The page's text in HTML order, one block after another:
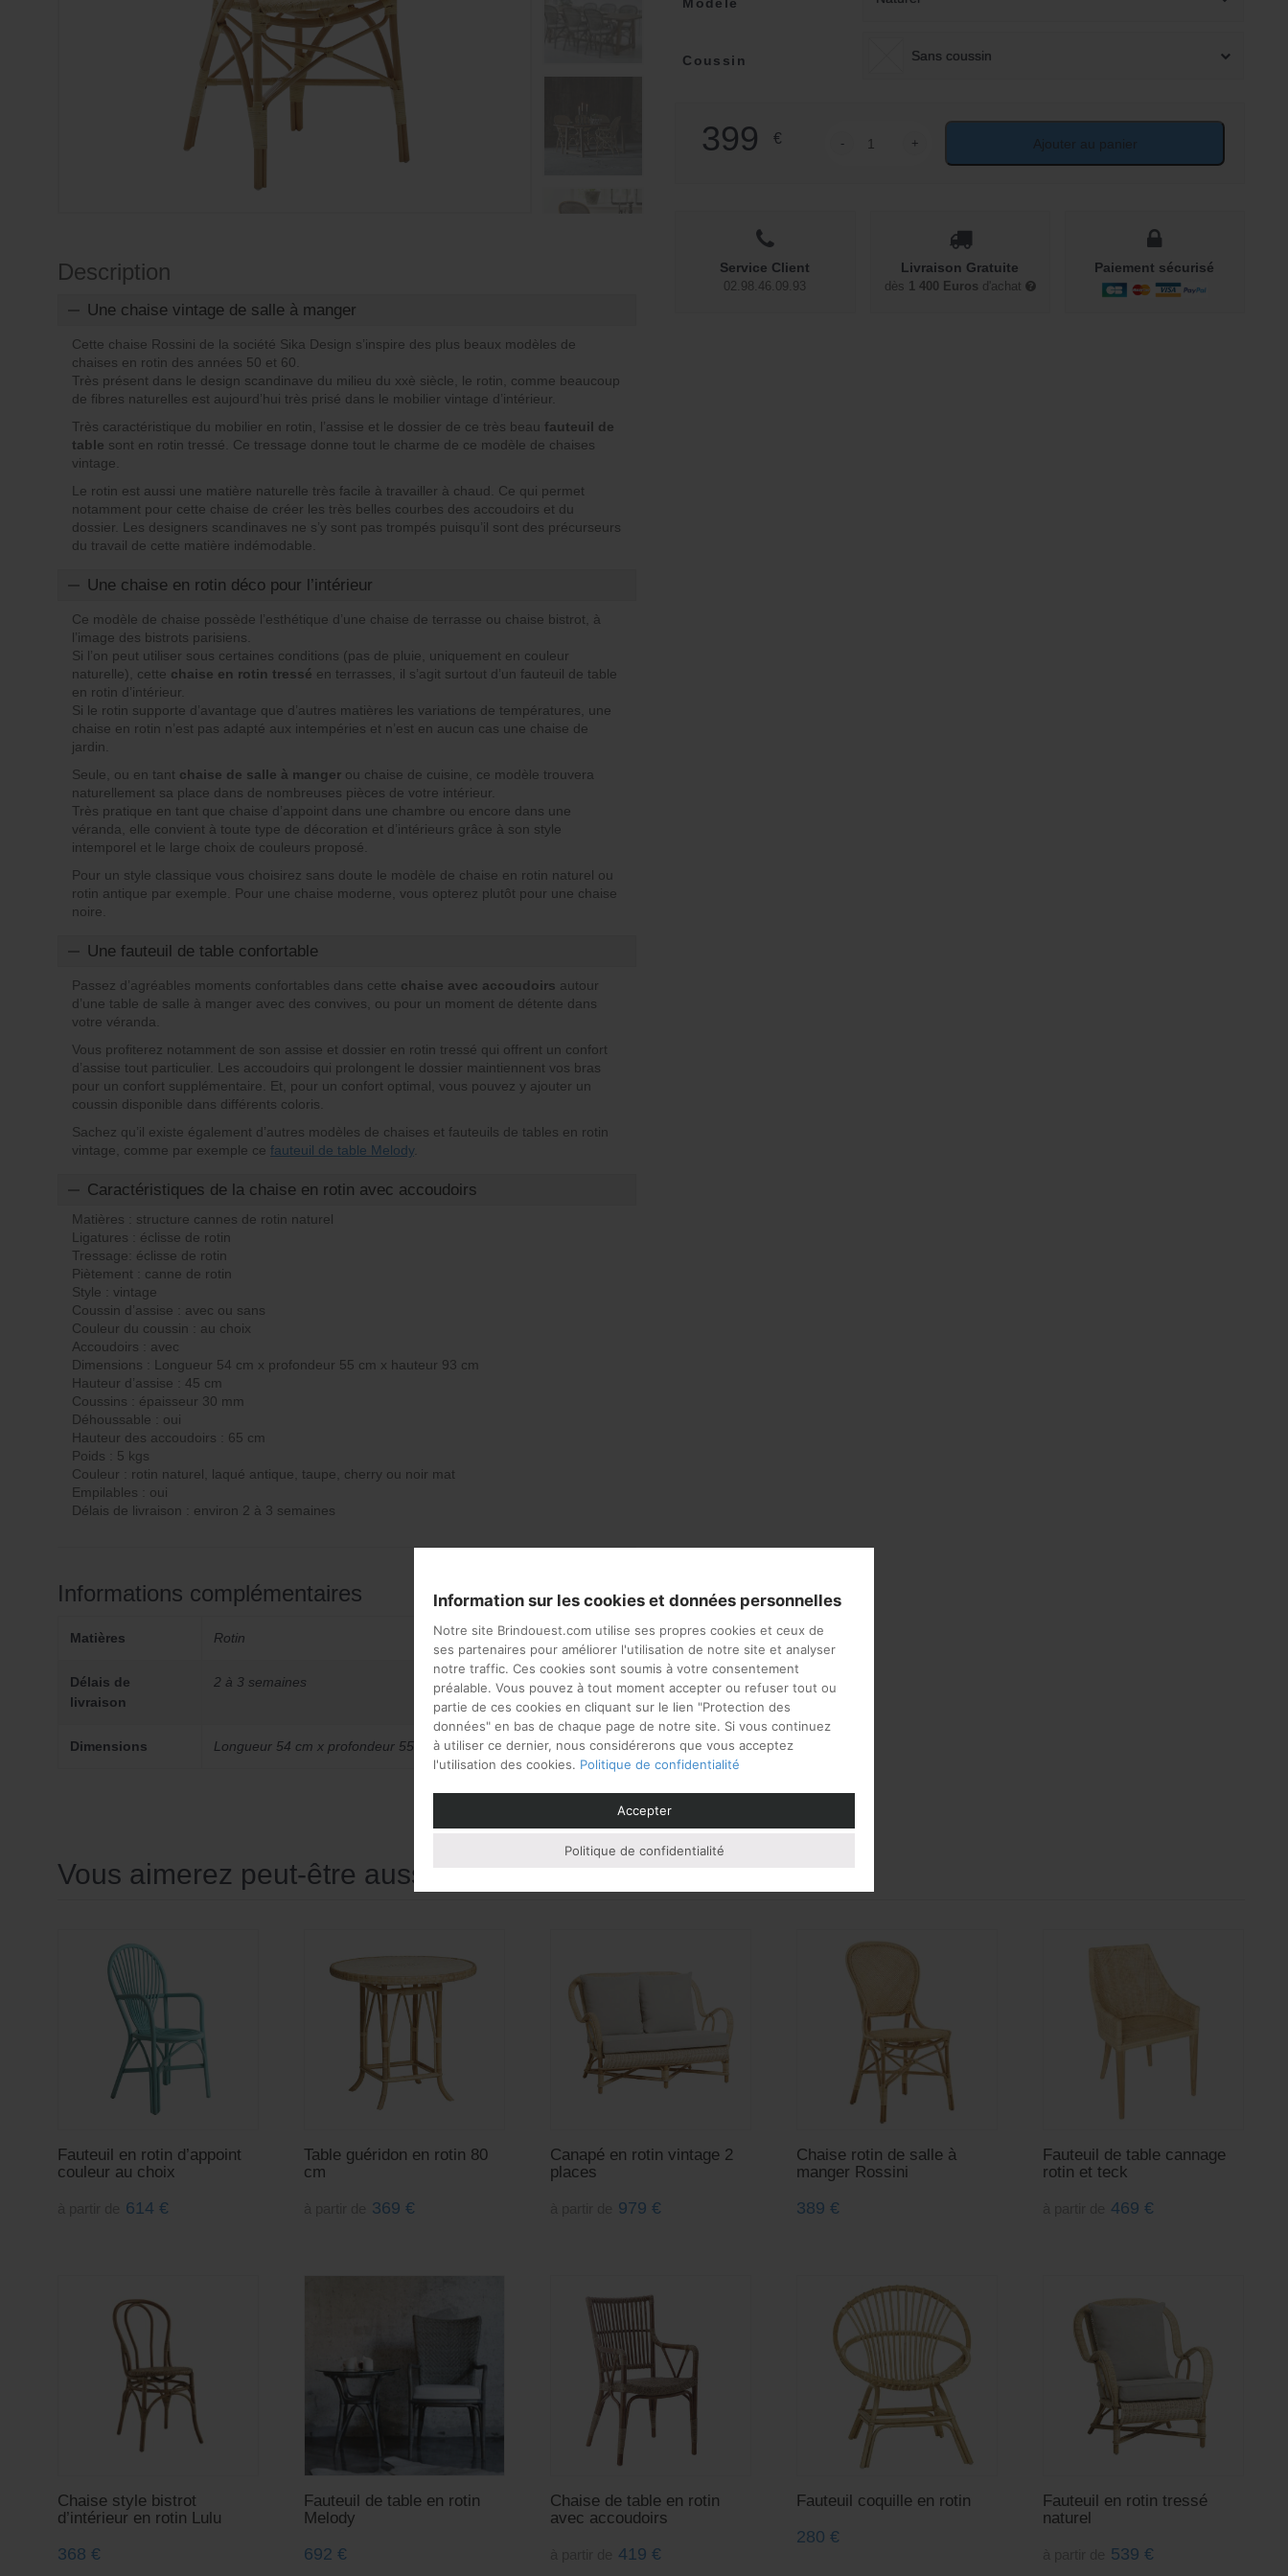
Coussin Sans coussin
399 € -
quantité de Chaise rotin tressé avec accoudoirs Rossini
+ Ajouter au panier
Service Client
02.98.46.09.93
Livraison Gratuite
dès 1 400 Euros d'achat
Paiement sécurisé
Description
Une chaise vintage de salle à manger
Cette chaise Rossini de la société Sika Design s’inspire des plus beaux modèles de
chaises en rotin des années 50 et 60.
Très présent dans le design scandinave du milieu du xxè siècle, le rotin, comme beaucoup
de fibres naturelles est aujourd’hui très prisé dans le mobilier vintage d’intérieur.
Très caractéristique du mobilier en rotin, l’assise et le dossier de ce très beau fauteuil de
table sont en rotin tressé. Ce tressage donne tout le charme de ce modèle de chaises
vintage.
Le rotin est aussi une matière naturelle très facile à travailler à chaud. Ce qui permet
notamment pour cette chaise de créer les très belles courbes des accoudoirs et du
dossier. Les designers scandinaves ne s’y sont pas trompés puisqu’il sont des précurseurs
du travail de cette matière indémodable.
Une chaise en rotin déco pour l’intérieur
Ce modèle de chaise possède l’esthétique d’une chaise de terrasse ou chaise bistrot, à
l’image des bistrots parisiens.
Si l’on peut utiliser sous certaines conditions (pas de pluie, uniquement en couleur
naturelle), cette chaise en rotin tressé en terrasses, il s’agit surtout d’un fauteuil de table
en rotin d’intérieur.
Si le rotin supporte d’avantage que d’autres matières les variations de températures, une
chaise en rotin n’est pas adapté aux intempéries et n’est en aucun cas une chaise de
jardin.
Seule, ou en tant chaise de salle à manger ou chaise de cuisine, ce modèle trouvera
naturellement sa place dans de nombreuses pièces de votre intérieur.
Très pratique en tant que chaise d’appoint dans une chambre ou encore dans une
véranda, elle convient à toute type de décoration et d’intérieurs grâce à son style
intemporel et le large choix de couleurs proposé.
Pour un style classique vous choisirez sans doute le modèle de chaise en rotin naturel ou
rotin antique par exemple. Pour une chaise moderne, vous opterez plutôt pour une chaise
noire.
Une fauteuil de table confortable
Passez d’agréables moments confortables dans cette chaise avec accoudoirs autour
d’une table de salle à manger avec des convives, ou pour un moment de détente dans
votre véranda.
Vous profiterez notamment de son assise et dossier en rotin tressé qui offrent un confort
d’assise tout particulier. Les accoudoirs qui prolongent le dossier maintiennent vos bras
pour un confort supplémentaire. Et, pour un confort optimal, vous pouvez y ajouter un
coussin disponible dans différents coloris.
Sachez qu’il existe également d’autres modèles de chaises et fauteuils de tables en rotin
vintage, comme par exemple ce fauteuil de table Melody.
Caractéristiques de la chaise en rotin avec accoudoirs
Matières : structure cannes de rotin naturel
Ligatures : éclisse de rotin
Tressage: éclisse de rotin
Piètement : canne de rotin
Style : vintage
Coussin d’assise : avec ou sans
Couleur du coussin : au choix
Accoudoirs : avec
Dimensions : Longueur 54 cm x profondeur 55 cm x hauteur 93 cm
Hauteur d’assise : 45 cm
Coussins : épaisseur 30 mm
Déhoussable : oui
Hauteur des accoudoirs : 65 cm
Poids : 5 kgs
Couleur : rotin naturel, laqué antique, taupe, cherry ou noir mat
Empilables : oui
Délais de livraison : environ 2 à 3 semaines
Informations complémentaires
Matières Rotin
Délais de
livraison
2 à 3 semaines
Dimensions Longueur 54 cm x profondeur 55 cm x hauteur 93 cm
Vous aimerez peut-être aussi…
Fauteuil en rotin d’appoint
couleur au choix
614 €
Table guéridon en rotin 80
cm
369€
Canapé en rotin vintage 2
places
979€
Chaise rotin de salle à
manger Rossini
389€
Fauteuil de table cannage
rotin et teck
469€
Chaise style bistrot
d’intérieur en rotin Lulu
368 €
Fauteuil de table en rotin
Melody
692€
Chaise de table en rotin
avec accoudoirs
419€
Fauteuil coquille en rotin
280€
Fauteuil en rotin tressé
naturel
539€
Information sur les cookies et données personnelles
Notre site Brindouest.com utilise ses propres cookies et ceux de
ses partenaires pour améliorer l'utilisation de notre site et analyser
notre traffic. Ces cookies sont soumis à votre consentement
préalable. Vous pouvez à tout moment accepter ou refuser tout ou
partie de ces cookies en cliquant sur le lien "Protection des
données" en bas de chaque page de notre site. Si vous continuez
à utiliser ce dernier, nous considérerons que vous acceptez
l'utilisation des cookies. Politique de confidentialité
Accepter
Politique de confidentialité